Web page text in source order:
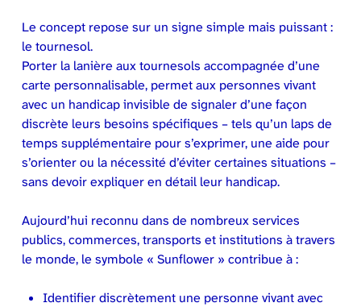
Le concept repose sur un signe simple mais puissant :
le tournesol.
Porter la lanière aux tournesols accompagnée d’une
carte personnalisable, permet aux personnes vivant
avec un handicap invisible de signaler d’une façon
discrète leurs besoins spécifiques – tels qu’un laps de
temps supplémentaire pour s’exprimer, une aide pour
s’orienter ou la nécessité d’éviter certaines situations –
sans devoir expliquer en détail leur handicap.
Aujourd’hui reconnu dans de nombreux services
publics, commerces, transports et institutions à travers
le monde, le symbole « Sunflower » contribue à :
Identifier discrètement une personne vivant avec